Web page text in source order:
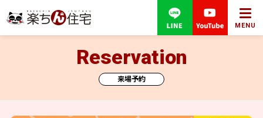
MENU
来場予約
Reservation